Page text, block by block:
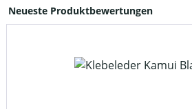
Neueste Produktbewertungen